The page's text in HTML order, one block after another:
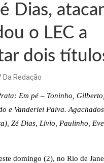
Dias,
o LEC a
dois
Da Redação
Em pé – Toninho,
e Vanderlei Paiva.
Zé Dias, Lívio, Paulinho,
domingo (2), no Rio de